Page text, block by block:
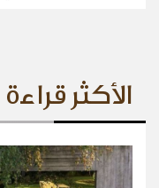
الأكثر قراءة